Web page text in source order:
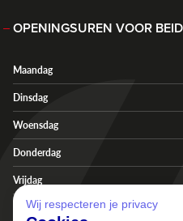
OPENINGSUREN VOOR
Maandag
Dinsdag
Woensdag
Donderdag
Vrijdag
Zaterdag